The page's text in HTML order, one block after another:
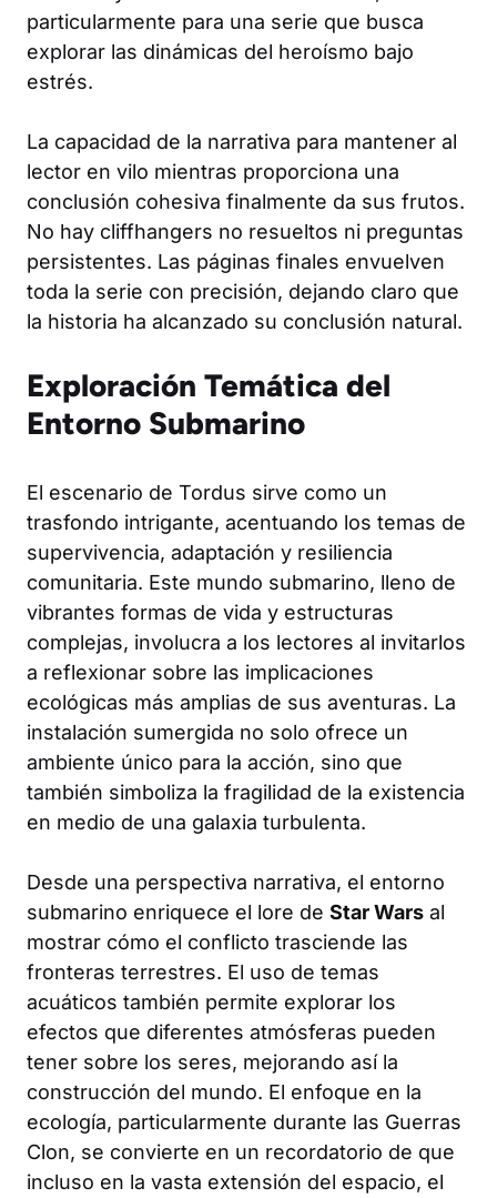
particularmente para una serie que busca
explorar las dinámicas del heroísmo bajo
estrés.
La capacidad de la narrativa para mantener al
lector en vilo mientras proporciona una
conclusión cohesiva finalmente da sus frutos.
No hay cliffhangers no resueltos ni preguntas
persistentes. Las páginas finales envuelven
toda la serie con precisión, dejando claro que
la historia ha alcanzado su conclusión natural.
Exploración Temática del
Entorno Submarino
El escenario de Tordus sirve como un
trasfondo intrigante, acentuando los temas de
supervivencia, adaptación y resiliencia
comunitaria. Este mundo submarino, lleno de
vibrantes formas de vida y estructuras
complejas, involucra a los lectores al invitarlos
a reflexionar sobre las implicaciones
ecológicas más amplias de sus aventuras. La
instalación sumergida no solo ofrece un
ambiente único para la acción, sino que
también simboliza la fragilidad de la existencia
en medio de una galaxia turbulenta.
Desde una perspectiva narrativa, el entorno
submarino enriquece el lore de Star Wars al
mostrar cómo el conflicto trasciende las
fronteras terrestres. El uso de temas
acuáticos también permite explorar los
efectos que diferentes atmósferas pueden
tener sobre los seres, mejorando así la
construcción del mundo. El enfoque en la
ecología, particularmente durante las Guerras
Clon, se convierte en un recordatorio de que
incluso en la vasta extensión del espacio, el